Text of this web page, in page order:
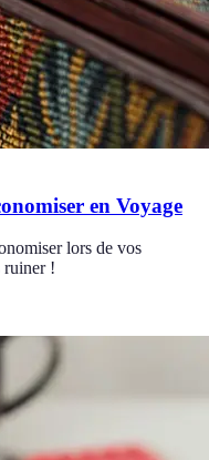
en Voyage
lors de vos
ruiner !